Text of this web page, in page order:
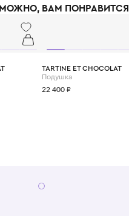
ВАМ ПОНРАВИТСЯ
TARTINE ET CHOCOLAT
Подушка
22 400 ₽